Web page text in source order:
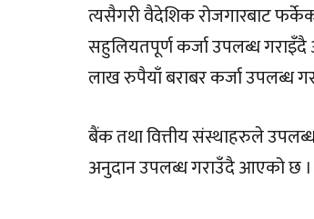
त्यसैगरी वैदेशिक रोजगारबाट
सहुलियतपूर्ण कर्जा उपलब्ध गराइँदै
लाख रुपैयाँ बराबर कर्जा उपलब्ध
बैंक तथा वित्तीय संस्थाहरुले
अनुदान उपलब्ध गराउँदै आएको छ ।